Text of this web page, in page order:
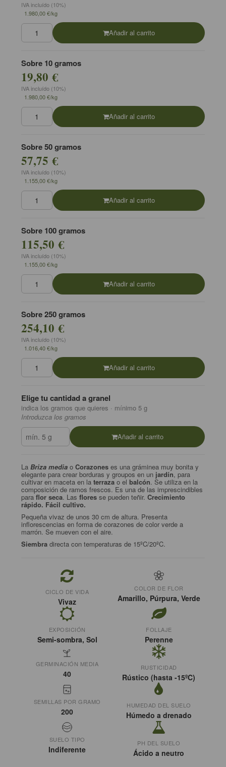
IVA incluído (10%)
1.980,00 €/kg
Añadir al carrito
Sobre 10 gramos
19,80 €
IVA incluído (10%)
1.980,00 €/kg
Añadir al carrito
Sobre 50 gramos
57,75 €
IVA incluído (10%)
1.155,00 €/kg
Añadir al carrito
Sobre 100 gramos
115,50 €
IVA incluído (10%)
1.155,00 €/kg
Añadir al carrito
Sobre 250 gramos
254,10 €
IVA incluído (10%)
1.016,40 €/kg
Añadir al carrito
Elige tu cantidad a granel
indica los gramos que quieres · mínimo 5 g
Introduzca los gramos
Añadir al carrito
LaBriza media oCorazones es una gráminea muy bonita y
elegante para crear borduras y groupos en un jardín, para
cultivar en maceta en laterraza o elbalcón. Se utiliza en la
composición de ramos frescos. Es una de las imprescindibles
paraflor seca. Lasflores se pueden teñir.Crecimiento
rápido. Fácil cultivo.
Pequeña vivaz de unos 30 cm de altura. Presenta
inflorescencias en forma de corazones de color verde a
marrón. Se mueven con el aire.
Siembra directa con temperaturas de 15ºC/20ºC.
CICLO DE VIDA
Vivaz
COLOR DE FLOR
Amarillo, Púrpura, Verde
EXPOSICIÓN
Semi-sombra, Sol
FOLLAJE
Perenne
GERMINACIÓN MEDIA
40
RUSTICIDAD
Rústico (hasta -15ºC)
SEMILLAS POR GRAMO
200
HUMEDAD DEL SUELO
Húmedo a drenado
SUELO TIPO
Indiferente
PH DEL SUELO
Ácido a neutro